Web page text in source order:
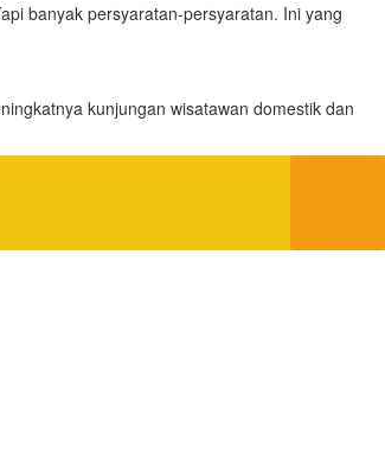
banyak persyaratan-persyaratan. Ini yang
kunjungan wisatawan domestik dan